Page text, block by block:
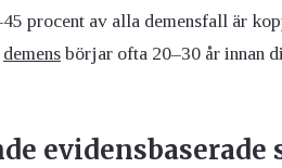
procent av alla demensfall är
demens börjar ofta 20–30 år innan